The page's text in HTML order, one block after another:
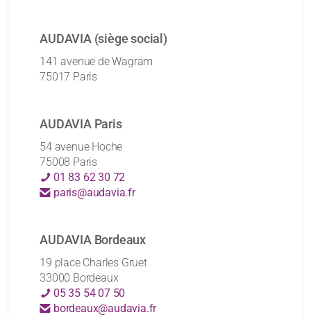
AUDAVIA (siège social)
141 avenue de Wagram
75017 Paris
AUDAVIA Paris
54 avenue Hoche
75008 Paris
01 83 62 30 72
paris@audavia.fr
AUDAVIA Bordeaux
19 place Charles Gruet
33000 Bordeaux
05 35 54 07 50
bordeaux@audavia.fr